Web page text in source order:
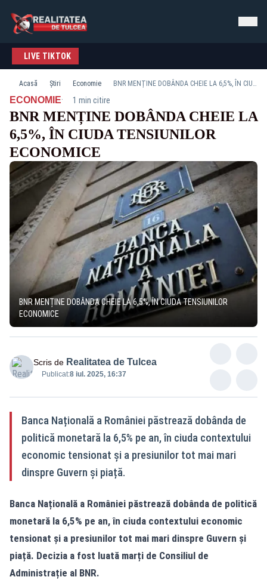
LIVE TIKTOK
Acasă Știri Economie BNR MENȚINE DOBÂNDA CHEIE LA 6,5%, ÎN CIUDA TENSIUNILOR ECONOMICE
ECONOMIE· 1 min citire
BNR MENȚINE DOBÂNDA CHEIE LA
6,5%, ÎN CIUDA TENSIUNILOR
ECONOMICE
BNR MENȚINE DOBÂNDA CHEIE LA 6,5%, ÎN CIUDA TENSIUNILOR
ECONOMICE
Scris de Realitatea de Tulcea
Publicat:8 iul. 2025, 16:37
Banca Națională a României păstrează dobânda de
politică monetară la 6,5% pe an, în ciuda contextului
economic tensionat și a presiunilor tot mai mari
dinspre Guvern și piață.
Banca Națională a României păstrează dobânda de politică
monetară la 6,5% pe an, în ciuda contextului economic
tensionat și a presiunilor tot mai mari dinspre Guvern și
piață. Decizia a fost luată marți de Consiliul de
Administrație al BNR.